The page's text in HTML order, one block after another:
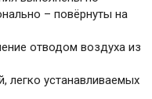
– повёрнуты на
отводом воздуха из
легко устанавливаемых